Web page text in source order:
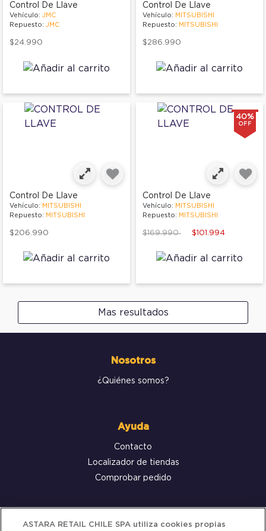
Control De Llave
Vehículo: JMC
Repuesto: JMC
$24.990
Control De Llave
Vehículo: MITSUBISHI
Repuesto: MITSUBISHI
$286.990
Control De Llave
Vehículo: MITSUBISHI
Repuesto: MITSUBISHI
$206.990
40%
OFF
Control De Llave
Vehículo: MITSUBISHI
Repuesto: MITSUBISHI
Price reduced from
$169.990to $101.994
Mas resultados
Nosotros
¿Quiénes somos?
Ayuda
Contacto
Localizador de tiendas
Comprobar pedido
Servicio al cliente
ASTARA RETAIL CHILE SPA utiliza cookies propias